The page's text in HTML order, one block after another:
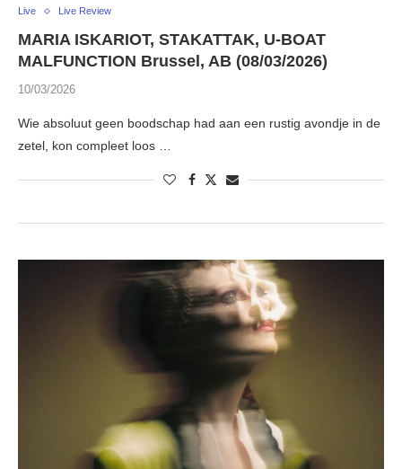
Live Live Review
MARIA ISKARIOT, STAKATTAK, U-BOAT
MALFUNCTION Brussel, AB (08/03/2026)
10/03/2026
Wie absoluut geen boodschap had aan een rustig avondje in de
zetel, kon compleet loos …